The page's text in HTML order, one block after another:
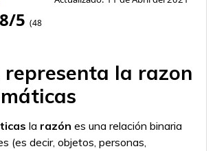
5 (48
representa la razon
la razón es una relación binaria
(es decir, objetos, personas,